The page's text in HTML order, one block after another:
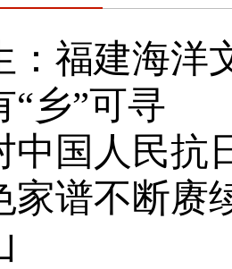
：福建海洋
“乡”可寻
中国人民抗
家谱不断